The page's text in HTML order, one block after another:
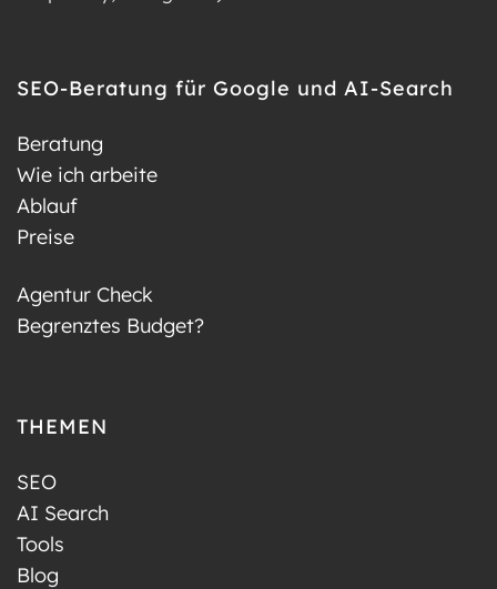
SEO-Beratung für Google und AI-Search
Beratung
Wie ich arbeite
Ablauf
Preise
Agentur Check
Begrenztes Budget?
THEMEN
SEO
AI Search
Tools
Blog